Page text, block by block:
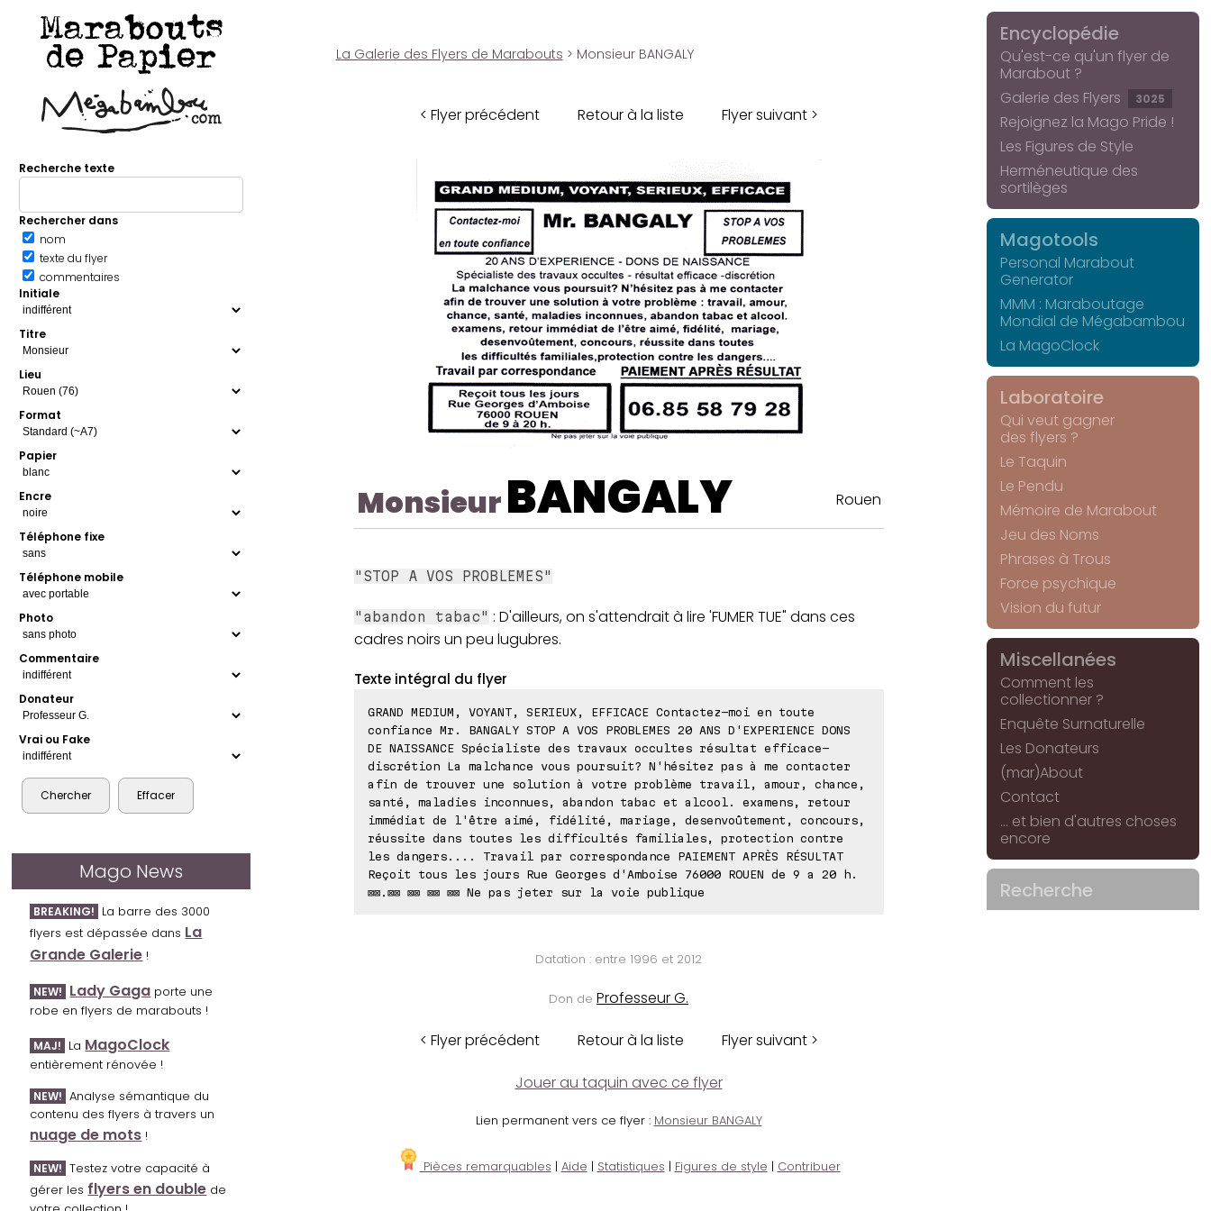
Marabouts
de Papier
Recherche texte
Rechercher dans
nom
texte du flyer
commentaires
Initiale
Titre
Lieu
Format
Papier
Encre
Téléphone fixe
Téléphone mobile
Photo
Commentaire
Donateur
Vrai ou Fake
Mago News
BREAKING! La barre des 3000
flyers est dépassée dans La
Grande Galerie !
NEW! Lady Gaga porte une
robe en flyers de marabouts !
MAJ! La MagoClock
entièrement rénovée !
NEW! Analyse sémantique du
contenu des flyers à travers un
nuage de mots !
NEW! Testez votre capacité à
gérer les flyers en double de
La Galerie des Flyers de Marabouts > Monsieur BANGALY
< Flyer précédent Retour à la liste Flyer suivant >
MonsieurBANGALY Rouen
"STOP A VOS PROBLEMES"
"abandon tabac" : D'ailleurs, on s'attendrait à lire 'FUMER TUE" dans ces
cadres noirs un peu lugubres.
Texte intégral du flyer
GRAND MEDIUM, VOYANT, SERIEUX, EFFICACE Contactez-moi en toute
confiance Mr. BANGALY STOP A VOS PROBLEMES 20 ANS D'EXPERIENCE DONS
DE NAISSANCE Spécialiste des travaux occultes résultat efficace-
discrétion La malchance vous poursuit? N'hésitez pas à me contacter
afin de trouver une solution à votre problème travail, amour, chance,
santé, maladies inconnues, abandon tabac et alcool. examens, retour
immédiat de l'être aimé, fidélité, mariage, desenvoûtement, concours,
réussite dans toutes les difficultés familiales, protection contre
les dangers.... Travail par correspondance PAIEMENT APRÈS RÉSULTAT
Reçoit tous les jours Rue Georges d'Amboise 76000 ROUEN de 9 a 20 h.
⊠⊠.⊠⊠ ⊠⊠ ⊠⊠ ⊠⊠ Ne pas jeter sur la voie publique
Datation : entre 1996 et 2012
Don de Professeur G.
< Flyer précédent Retour à la liste Flyer suivant >
Jouer au taquin avec ce flyer
Lien permanent vers ce flyer : Monsieur BANGALY
Pièces remarquables | Aide | Statistiques | Figures de style | Contribuer
Encyclopédie
Qu'est-ce qu'un flyer de
Marabout ?
Galerie des Flyers
3025
Rejoignez la Mago Pride !
Les Figures de Style
Herméneutique des
sortilèges
Magotools
Personal Marabout
Generator
MMM : Maraboutage
Mondial de Mégabambou
La MagoClock
Laboratoire
Qui veut gagner
des flyers ?
Le Taquin
Le Pendu
Mémoire de Marabout
Jeu des Noms
Phrases à Trous
Force psychique
Vision du futur
Miscellanées
Comment les
collectionner ?
Enquête Surnaturelle
Les Donateurs
(mar)About
Contact
... et bien d'autres choses
encore
Recherche